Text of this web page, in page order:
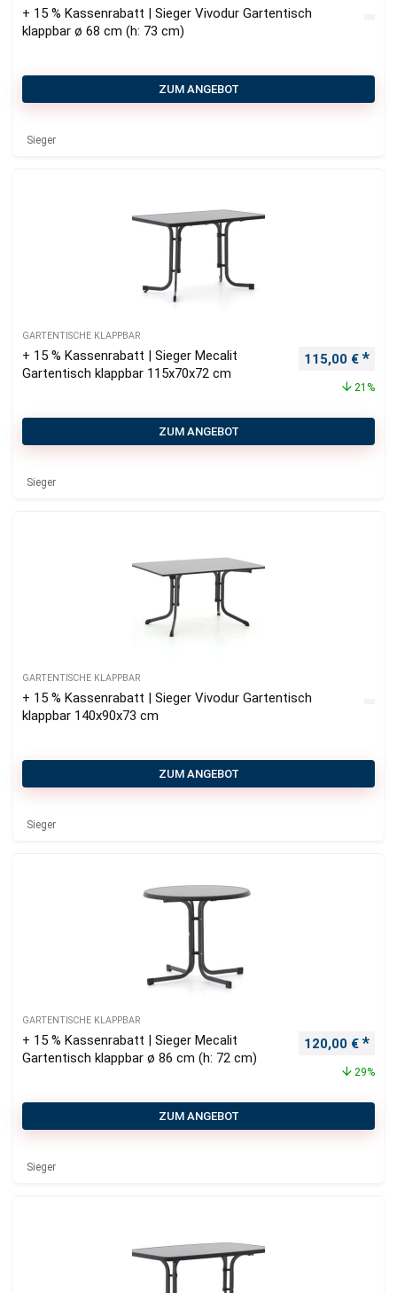
+ 15 % Kassenrabatt | Sieger Vivodur Gartentisch
klappbar ø 68 cm (h: 73 cm)
ZUM ANGEBOT
Sieger
GARTENTISCHE KLAPPBAR
+ 15 % Kassenrabatt | Sieger Mecalit
Gartentisch klappbar 115x70x72 cm
115,00 €
21%
ZUM ANGEBOT
Sieger
GARTENTISCHE KLAPPBAR
+ 15 % Kassenrabatt | Sieger Vivodur Gartentisch
klappbar 140x90x73 cm
ZUM ANGEBOT
Sieger
GARTENTISCHE KLAPPBAR
+ 15 % Kassenrabatt | Sieger Mecalit
Gartentisch klappbar ø 86 cm (h: 72 cm)
120,00 €
29%
ZUM ANGEBOT
Sieger